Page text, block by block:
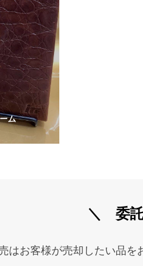
ム
＼ 委
はお客様が売却したい品